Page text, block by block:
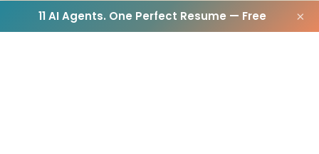
TEMPLATES
11 AI Agents. One Perfect Resume — Free ×